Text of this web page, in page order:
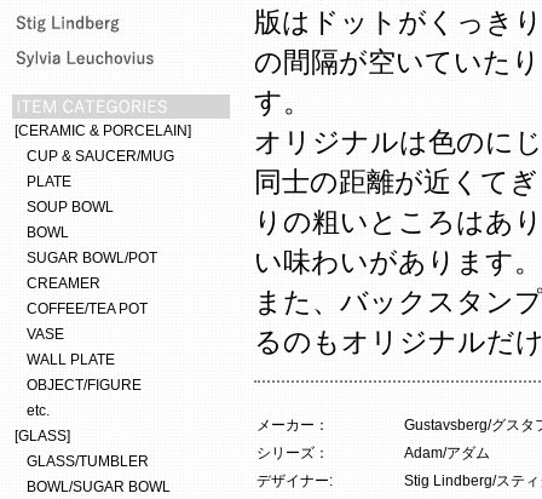
版はドットがくっき
の間隔が空いていた
す。
オリジナルは色のに
同士の距離が近くて
りの粗いところはあ
い味わいがあります。
また、バックスタン
るのもオリジナルだ
メーカー：
Gustavsberg/グスタ
シリーズ：
Adam/アダム
デザイナー:
Stig Lindberg/ステ
[CERAMIC & PORCELAIN]
CUP & SAUCER/MUG
PLATE
SOUP BOWL
BOWL
SUGAR BOWL/POT
CREAMER
COFFEE/TEA POT
VASE
WALL PLATE
OBJECT/FIGURE
etc.
[GLASS]
GLASS/TUMBLER
BOWL/SUGAR BOWL